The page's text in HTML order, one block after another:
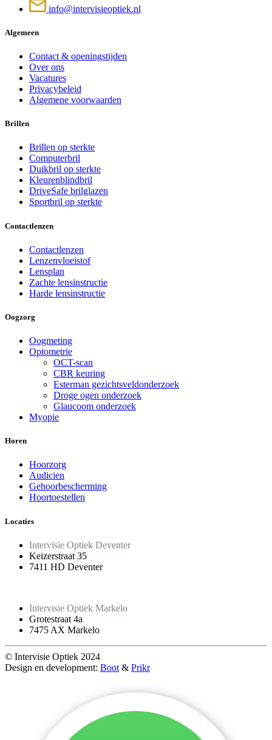
info@intervisieoptiek.nl
Algemeen
Contact & openingstijden
Over ons
Vacatures
Privacybeleid
Algemene voorwaarden
Brillen
Brillen op sterkte
Computerbril
Duikbril op sterkte
Kleurenblindbril
DriveSafe brilglazen
Sportbril op sterkte
Contactlenzen
Contactlenzen
Lenzenvloeistof
Lensplan
Zachte lensinstructie
Harde lensinstructie
Oogzorg
Oogmeting
Optometrie
OCT-scan
CBR keuring
Esterman gezichtsveldonderzoek
Droge ogen onderzoek
Glaucoom onderzoek
Myopie
Horen
Hoorzorg
Audicien
Gehoorbescherming
Hoortoestellen
Locaties
Intervisie Optiek Deventer
Keizerstraat 35
7411 HD Deventer
Intervisie Optiek Markelo
Grotestraat 4a
7475 AX Markelo
© Intervisie Optiek 2024
Design en development: Boot & Prikr